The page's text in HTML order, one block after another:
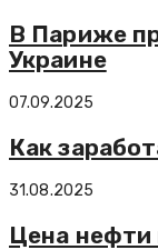
В Париже
Украине
07.09.2025
Как
31.08.2025
Цена нефти